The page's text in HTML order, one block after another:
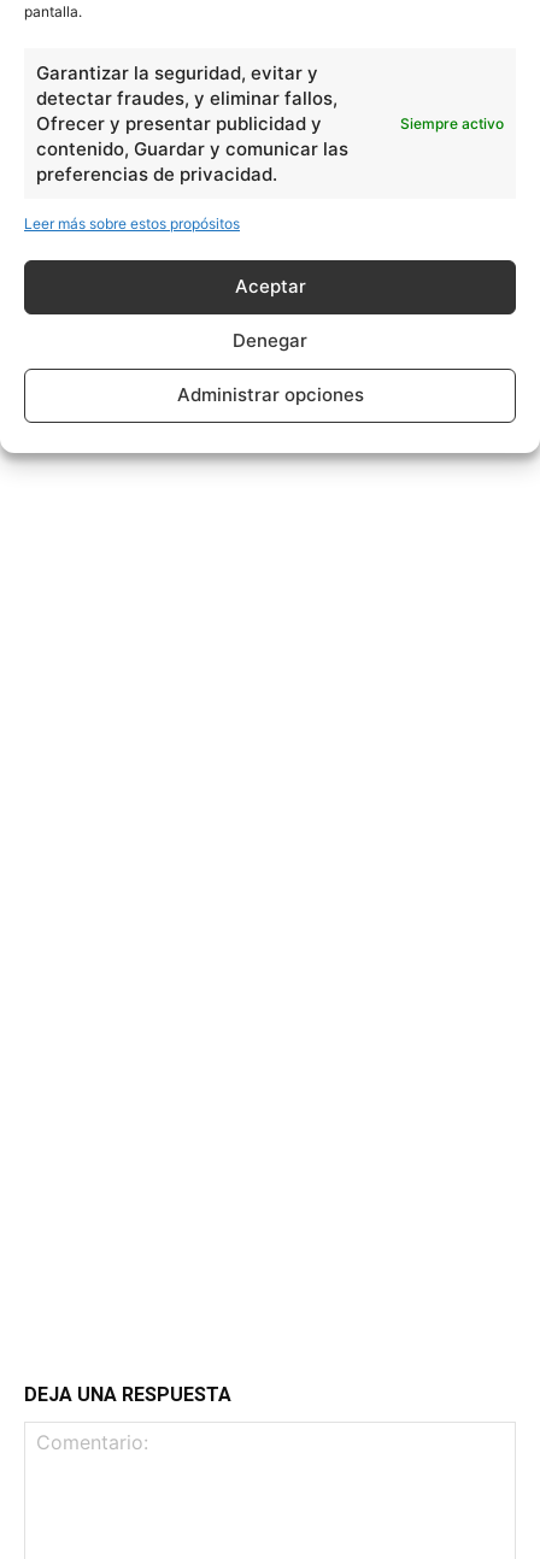
pantalla.
Garantizar la seguridad, evitar y
detectar fraudes, y eliminar fallos,
Ofrecer y presentar publicidad y
contenido, Guardar y comunicar las
preferencias de privacidad.
Siempre activo
Leer más sobre estos propósitos
Aceptar
Denegar
Administrar opciones
DEJA UNA RESPUESTA